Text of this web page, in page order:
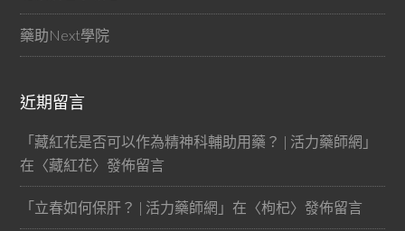
藥助Next學院
近期留言
「藏紅花是否可以作為精神科輔助用藥？ | 活力藥師網 」
在〈藏紅花〉發佈留言
「立春如何保肝？ | 活力藥師網 」在〈枸杞〉發佈留言